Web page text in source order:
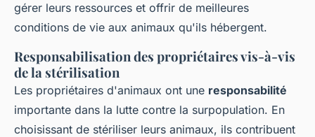
gérer leurs ressources et offrir de meilleures
conditions de vie aux animaux qu'ils hébergent.
Responsabilisation des propriétaires vis-à-vis
de la stérilisation
Les propriétaires d'animaux ont une responsabilité
importante dans la lutte contre la surpopulation. En
choisissant de stériliser leurs animaux, ils contribuent